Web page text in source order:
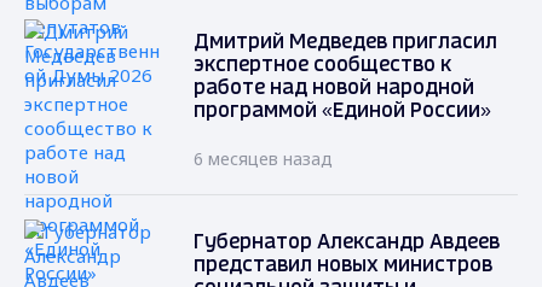
Дмитрий Медведев пригласил
экспертное сообщество к
работе над новой народной
программой «Единой России»
6 месяцев назад
Губернатор Александр Авдеев
представил новых министров